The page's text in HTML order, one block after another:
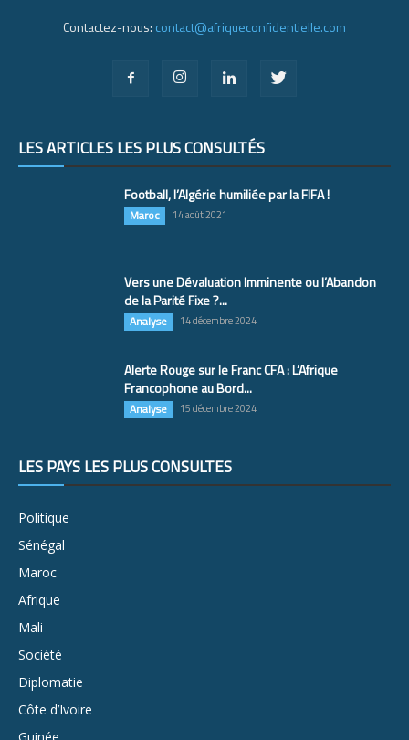
Contactez-nous: contact@afriqueconfidentielle.com
LES ARTICLES LES PLUS CONSULTÉS
Football, l’Algérie humiliée par la FIFA !
Maroc 14 août 2021
Vers une Dévaluation Imminente ou l’Abandon
de la Parité Fixe ?...
Analyse 14 décembre 2024
Alerte Rouge sur le Franc CFA : L’Afrique
Francophone au Bord...
Analyse 15 décembre 2024
LES PAYS LES PLUS CONSULTÉS
Politique
Sénégal
Maroc
Afrique
Mali
Société
Diplomatie
Côte d’Ivoire